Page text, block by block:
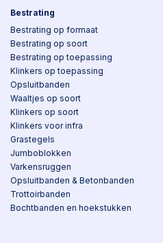
Bestrating
Bestrating op formaat
Bestrating op soort
Bestrating op toepassing
Klinkers op toepassing
Opsluitbanden
Waaltjes op soort
Klinkers op soort
Klinkers voor infra
Grastegels
Jumboblokken
Varkensruggen
Opsluitbanden & Betonbanden
Trottoirbanden
Bochtbanden en hoekstukken